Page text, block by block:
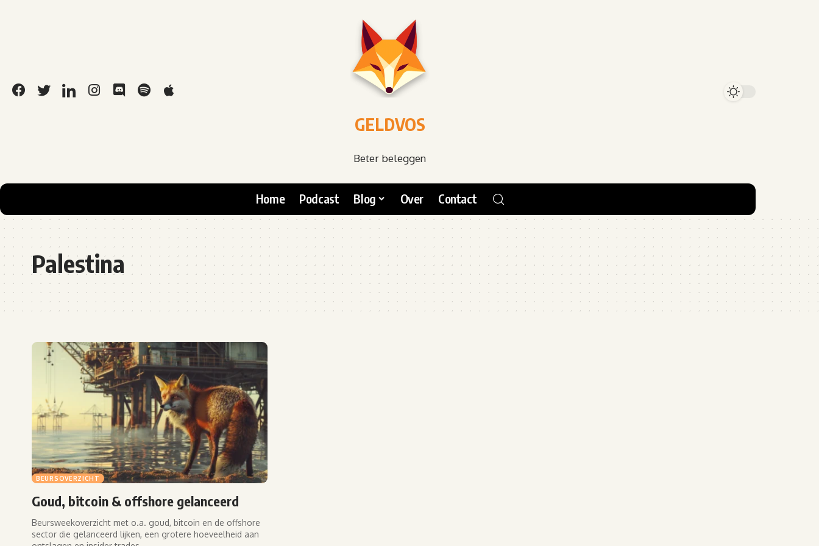
GELDVOS
Beter beleggen
Home Podcast Blog Over Contact
Palestina
BEURSOVERZICHT
Goud, bitcoin & offshore gelanceerd
Beursweekoverzicht met o.a. goud, bitcoin en de offshore
sector die gelanceerd lijken, een grotere hoeveelheid aan